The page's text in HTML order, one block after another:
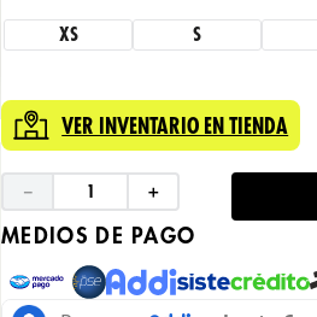
XS S
VER INVENTARIO EN TIENDA
＋
－
MEDIOS DE PAGO